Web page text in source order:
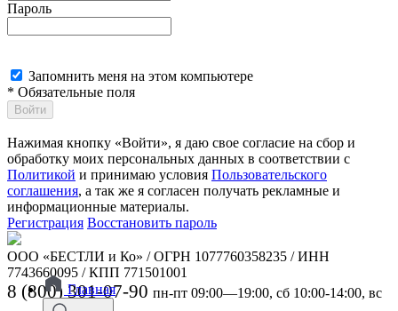
Пароль
Запомнить меня на этом компьютере
* Обязательные поля
Войти
Нажимая кнопку «Войти», я даю свое согласие на сбор и
обработку моих персональных данных в соответствии с
Политикой и принимаю условия Пользовательского
соглашения, а так же я согласен получать рекламные и
информационные материалы.
Регистрация Восстановить пароль
ООО «БЕСТЛИ и Ко» / ОГРН 1077760358235 / ИНН
7743660095 / КПП 771501001
8 (800) 301-07-90 пн-пт 09:00—19:00, сб 10:00-14:00, вс
Главная